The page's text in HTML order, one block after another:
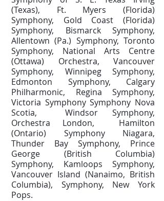
(Texas), Ft. Myers (Florida)
Symphony, Gold Coast (Florida)
Symphony, Bismarck Symphony,
Allentown (Pa.) Symphony, Toronto
Symphony, National Arts Centre
(Ottawa) Orchestra, Vancouver
Symphony, Winnipeg Symphony,
Edmonton Symphony, Calgary
Philharmonic, Regina Symphony,
Victoria Symphony Symphony Nova
Scotia, Windsor Symphony,
Orchestra London, Hamilton
(Ontario) Symphony Niagara,
Thunder Bay Symphony, Prince
George (British Columbia)
Symphony, Kamloops Symphony,
Vancouver Island (Nanaimo, British
Columbia), Symphony, New York
Pops.